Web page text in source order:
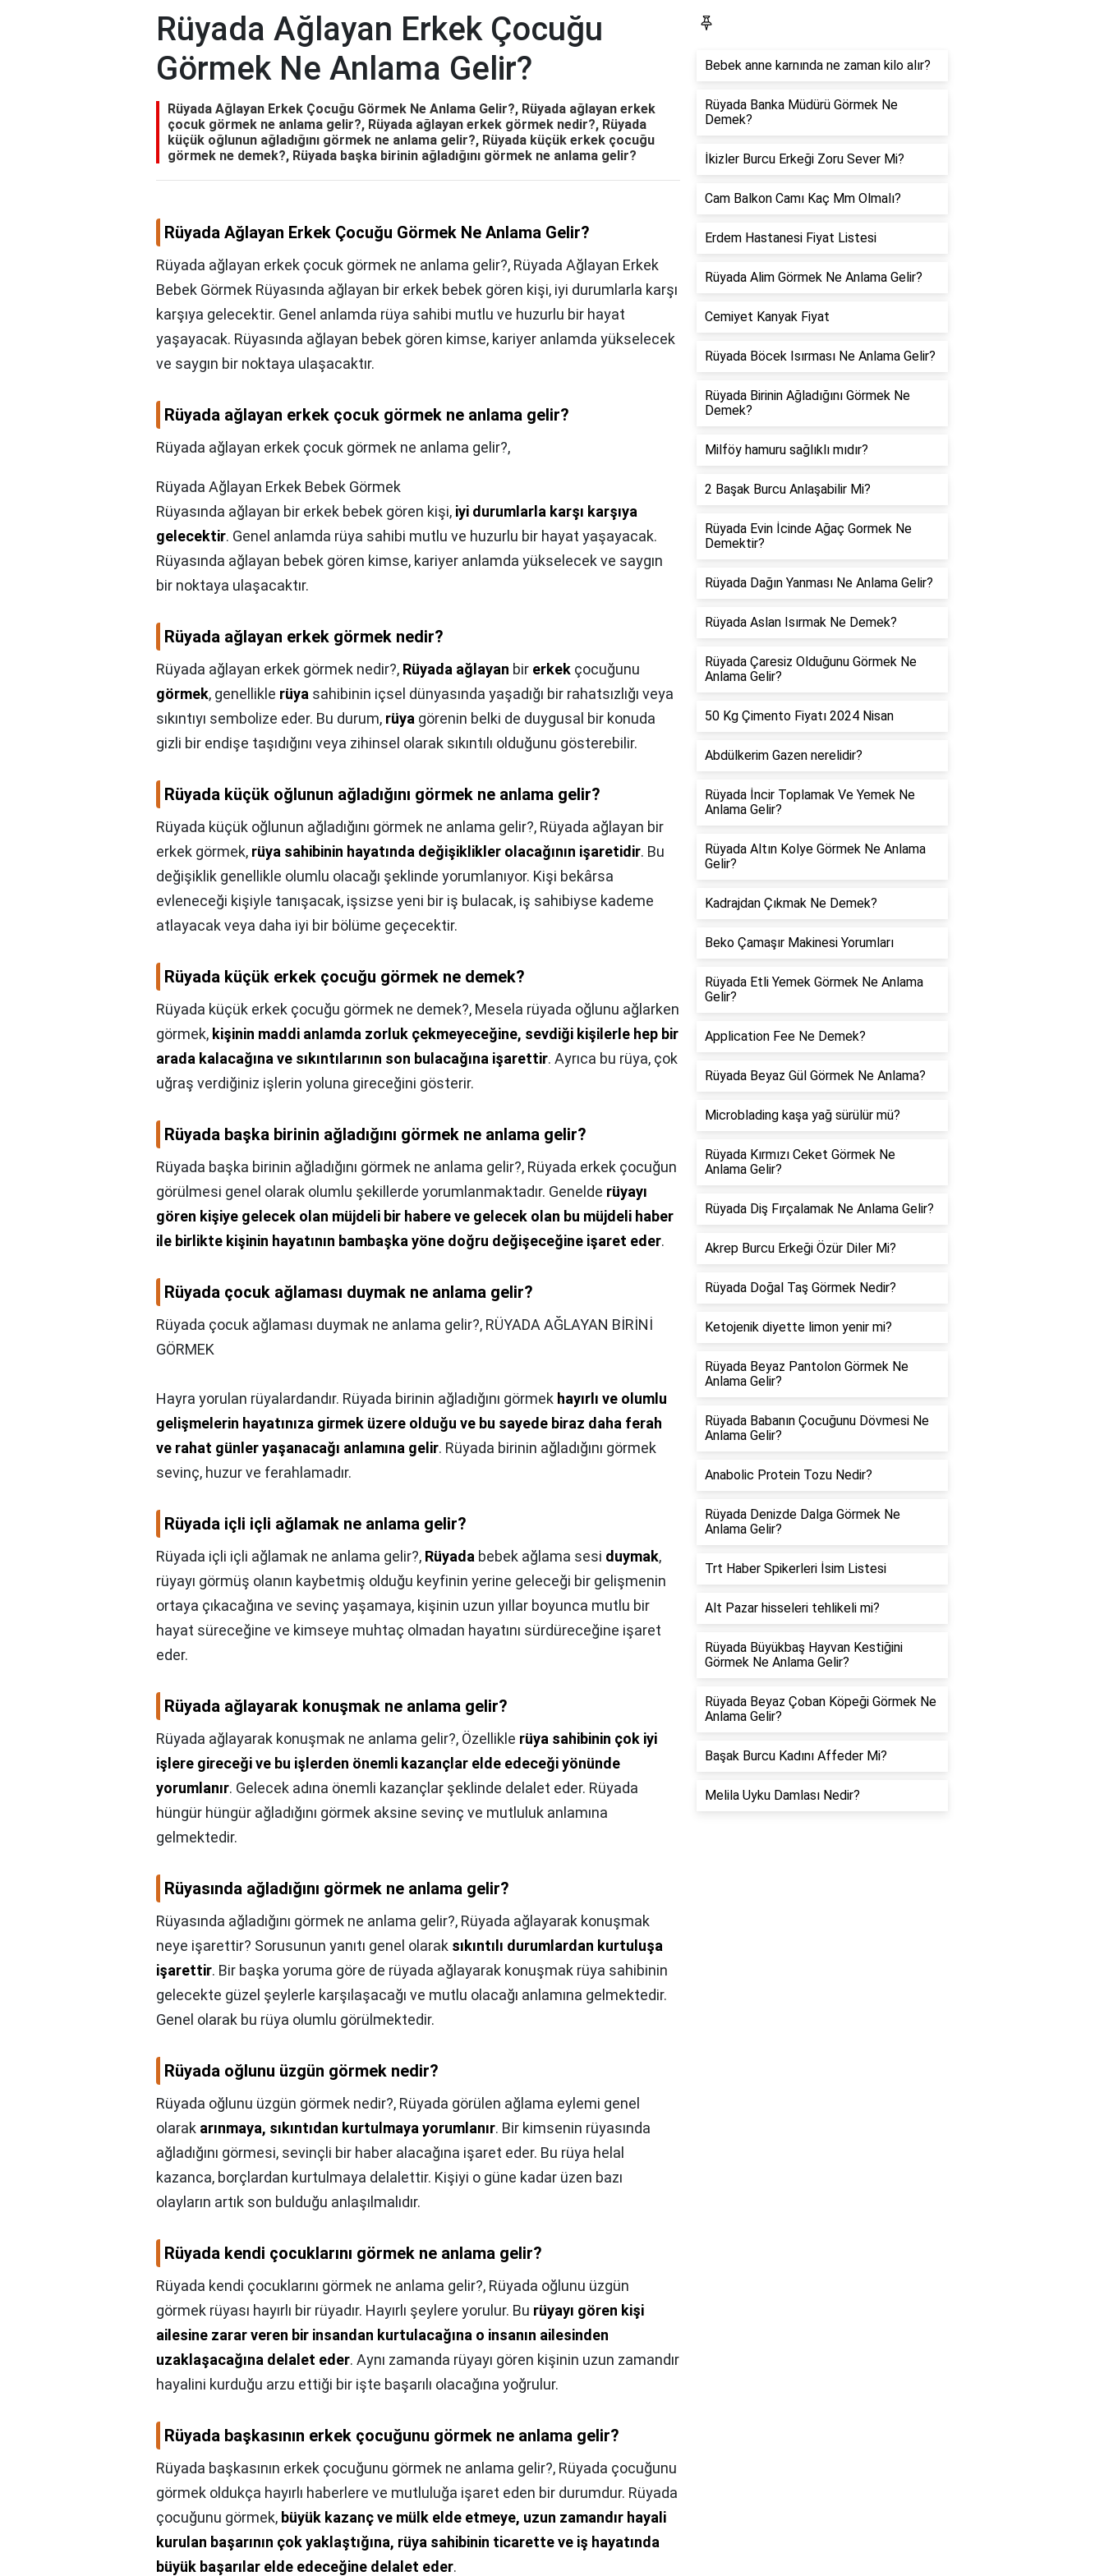
Rüyada Ağlayan Erkek Çocuğu
Görmek Ne Anlama Gelir?
Rüyada Ağlayan Erkek Çocuğu Görmek Ne Anlama Gelir?, Rüyada ağlayan erkek
çocuk görmek ne anlama gelir?, Rüyada ağlayan erkek görmek nedir?, Rüyada
küçük oğlunun ağladığını görmek ne anlama gelir?, Rüyada küçük erkek çocuğu
görmek ne demek?, Rüyada başka birinin ağladığını görmek ne anlama gelir?
Rüyada Ağlayan Erkek Çocuğu Görmek Ne Anlama Gelir?
Rüyada ağlayan erkek çocuk görmek ne anlama gelir?, Rüyada Ağlayan Erkek
Bebek Görmek Rüyasında ağlayan bir erkek bebek gören kişi, iyi durumlarla karşı
karşıya gelecektir. Genel anlamda rüya sahibi mutlu ve huzurlu bir hayat
yaşayacak. Rüyasında ağlayan bebek gören kimse, kariyer anlamda yükselecek
ve saygın bir noktaya ulaşacaktır.
Rüyada ağlayan erkek çocuk görmek ne anlama gelir?
Rüyada ağlayan erkek çocuk görmek ne anlama gelir?,
Rüyada Ağlayan Erkek Bebek Görmek
Rüyasında ağlayan bir erkek bebek gören kişi, iyi durumlarla karşı karşıya
gelecektir. Genel anlamda rüya sahibi mutlu ve huzurlu bir hayat yaşayacak.
Rüyasında ağlayan bebek gören kimse, kariyer anlamda yükselecek ve saygın
bir noktaya ulaşacaktır.
Rüyada ağlayan erkek görmek nedir?
Rüyada ağlayan erkek görmek nedir?, Rüyada ağlayan bir erkek çocuğunu
görmek, genellikle rüya sahibinin içsel dünyasında yaşadığı bir rahatsızlığı veya
sıkıntıyı sembolize eder. Bu durum, rüya görenin belki de duygusal bir konuda
gizli bir endişe taşıdığını veya zihinsel olarak sıkıntılı olduğunu gösterebilir.
Rüyada küçük oğlunun ağladığını görmek ne anlama gelir?
Rüyada küçük oğlunun ağladığını görmek ne anlama gelir?, Rüyada ağlayan bir
erkek görmek, rüya sahibinin hayatında değişiklikler olacağının işaretidir. Bu
değişiklik genellikle olumlu olacağı şeklinde yorumlanıyor. Kişi bekârsa
evleneceği kişiyle tanışacak, işsizse yeni bir iş bulacak, iş sahibiyse kademe
atlayacak veya daha iyi bir bölüme geçecektir.
Rüyada küçük erkek çocuğu görmek ne demek?
Rüyada küçük erkek çocuğu görmek ne demek?, Mesela rüyada oğlunu ağlarken
görmek, kişinin maddi anlamda zorluk çekmeyeceğine, sevdiği kişilerle hep bir
arada kalacağına ve sıkıntılarının son bulacağına işarettir. Ayrıca bu rüya, çok
uğraş verdiğiniz işlerin yoluna gireceğini gösterir.
Rüyada başka birinin ağladığını görmek ne anlama gelir?
Rüyada başka birinin ağladığını görmek ne anlama gelir?, Rüyada erkek çocuğun
görülmesi genel olarak olumlu şekillerde yorumlanmaktadır. Genelde rüyayı
gören kişiye gelecek olan müjdeli bir habere ve gelecek olan bu müjdeli haber
ile birlikte kişinin hayatının bambaşka yöne doğru değişeceğine işaret eder.
Rüyada çocuk ağlaması duymak ne anlama gelir?
Rüyada çocuk ağlaması duymak ne anlama gelir?, RÜYADA AĞLAYAN BİRİNİ
GÖRMEK
Hayra yorulan rüyalardandır. Rüyada birinin ağladığını görmek hayırlı ve olumlu
gelişmelerin hayatınıza girmek üzere olduğu ve bu sayede biraz daha ferah
ve rahat günler yaşanacağı anlamına gelir. Rüyada birinin ağladığını görmek
sevinç, huzur ve ferahlamadır.
Rüyada içli içli ağlamak ne anlama gelir?
Rüyada içli içli ağlamak ne anlama gelir?, Rüyada bebek ağlama sesi duymak,
rüyayı görmüş olanın kaybetmiş olduğu keyfinin yerine geleceği bir gelişmenin
ortaya çıkacağına ve sevinç yaşamaya, kişinin uzun yıllar boyunca mutlu bir
hayat süreceğine ve kimseye muhtaç olmadan hayatını sürdüreceğine işaret
eder.
Rüyada ağlayarak konuşmak ne anlama gelir?
Rüyada ağlayarak konuşmak ne anlama gelir?, Özellikle rüya sahibinin çok iyi
işlere gireceği ve bu işlerden önemli kazançlar elde edeceği yönünde
yorumlanır. Gelecek adına önemli kazançlar şeklinde delalet eder. Rüyada
hüngür hüngür ağladığını görmek aksine sevinç ve mutluluk anlamına
gelmektedir.
Rüyasında ağladığını görmek ne anlama gelir?
Rüyasında ağladığını görmek ne anlama gelir?, Rüyada ağlayarak konuşmak
neye işarettir? Sorusunun yanıtı genel olarak sıkıntılı durumlardan kurtuluşa
işarettir. Bir başka yoruma göre de rüyada ağlayarak konuşmak rüya sahibinin
gelecekte güzel şeylerle karşılaşacağı ve mutlu olacağı anlamına gelmektedir.
Genel olarak bu rüya olumlu görülmektedir.
Rüyada oğlunu üzgün görmek nedir?
Rüyada oğlunu üzgün görmek nedir?, Rüyada görülen ağlama eylemi genel
olarak arınmaya, sıkıntıdan kurtulmaya yorumlanır. Bir kimsenin rüyasında
ağladığını görmesi, sevinçli bir haber alacağına işaret eder. Bu rüya helal
kazanca, borçlardan kurtulmaya delalettir. Kişiyi o güne kadar üzen bazı
olayların artık son bulduğu anlaşılmalıdır.
Rüyada kendi çocuklarını görmek ne anlama gelir?
Rüyada kendi çocuklarını görmek ne anlama gelir?, Rüyada oğlunu üzgün
görmek rüyası hayırlı bir rüyadır. Hayırlı şeylere yorulur. Bu rüyayı gören kişi
ailesine zarar veren bir insandan kurtulacağına o insanın ailesinden
uzaklaşacağına delalet eder. Aynı zamanda rüyayı gören kişinin uzun zamandır
hayalini kurduğu arzu ettiği bir işte başarılı olacağına yoğrulur.
Rüyada başkasının erkek çocuğunu görmek ne anlama gelir?
Rüyada başkasının erkek çocuğunu görmek ne anlama gelir?, Rüyada çocuğunu
görmek oldukça hayırlı haberlere ve mutluluğa işaret eden bir durumdur. Rüyada
çocuğunu görmek, büyük kazanç ve mülk elde etmeye, uzun zamandır hayali
kurulan başarının çok yaklaştığına, rüya sahibinin ticarette ve iş hayatında
büyük başarılar elde edeceğine delalet eder.
Bebek anne karnında ne zaman kilo alır?
Rüyada Banka Müdürü Görmek Ne
Demek?
İkizler Burcu Erkeği Zoru Sever Mi?
Cam Balkon Camı Kaç Mm Olmalı?
Erdem Hastanesi Fiyat Listesi
Rüyada Alim Görmek Ne Anlama Gelir?
Cemiyet Kanyak Fiyat
Rüyada Böcek Isırması Ne Anlama Gelir?
Rüyada Birinin Ağladığını Görmek Ne
Demek?
Milföy hamuru sağlıklı mıdır?
2 Başak Burcu Anlaşabilir Mi?
Rüyada Evin İcinde Ağaç Gormek Ne
Demektir?
Rüyada Dağın Yanması Ne Anlama Gelir?
Rüyada Aslan Isırmak Ne Demek?
Rüyada Çaresiz Olduğunu Görmek Ne
Anlama Gelir?
50 Kg Çimento Fiyatı 2024 Nisan
Abdülkerim Gazen nerelidir?
Rüyada İncir Toplamak Ve Yemek Ne
Anlama Gelir?
Rüyada Altın Kolye Görmek Ne Anlama
Gelir?
Kadrajdan Çıkmak Ne Demek?
Beko Çamaşır Makinesi Yorumları
Rüyada Etli Yemek Görmek Ne Anlama
Gelir?
Application Fee Ne Demek?
Rüyada Beyaz Gül Görmek Ne Anlama?
Microblading kaşa yağ sürülür mü?
Rüyada Kırmızı Ceket Görmek Ne
Anlama Gelir?
Rüyada Diş Fırçalamak Ne Anlama Gelir?
Akrep Burcu Erkeği Özür Diler Mi?
Rüyada Doğal Taş Görmek Nedir?
Ketojenik diyette limon yenir mi?
Rüyada Beyaz Pantolon Görmek Ne
Anlama Gelir?
Rüyada Babanın Çocuğunu Dövmesi Ne
Anlama Gelir?
Anabolic Protein Tozu Nedir?
Rüyada Denizde Dalga Görmek Ne
Anlama Gelir?
Trt Haber Spikerleri İsim Listesi
Alt Pazar hisseleri tehlikeli mi?
Rüyada Büyükbaş Hayvan Kestiğini
Görmek Ne Anlama Gelir?
Rüyada Beyaz Çoban Köpeği Görmek Ne
Anlama Gelir?
Başak Burcu Kadını Affeder Mi?
Melila Uyku Damlası Nedir?